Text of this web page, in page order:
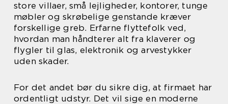
store villaer, små lejligheder, kontorer, tunge
møbler og skrøbelige genstande kræver
forskellige greb. Erfarne flyttefolk ved,
hvordan man håndterer alt fra klaverer og
flygler til glas, elektronik og arvestykker
uden skader.
For det andet bør du sikre dig, at firmaet har
ordentligt udstyr. Det vil sige en moderne